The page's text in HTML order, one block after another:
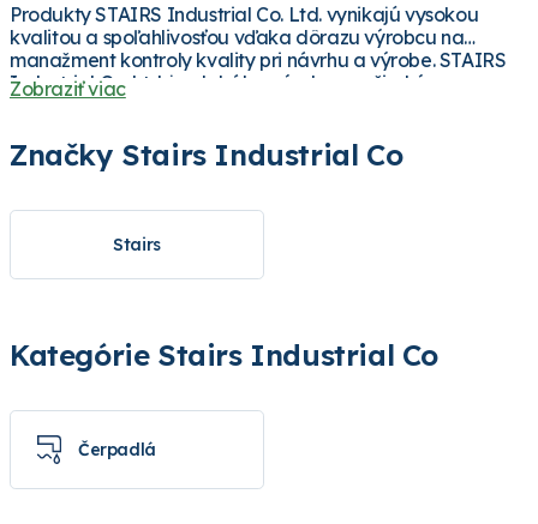
Produkty STAIRS Industrial Co. Ltd. vynikajú vysokou
kvalitou a spoľahlivosťou vďaka dôrazu výrobcu na
manažment kontroly kvality pri návrhu a výrobe. STAIRS
Industrial Co. Ltd. je globálny výrobca so širokým
portfóliom čerpadiel spĺňajúcich najprísnejšie kritériá.
Zobraziť viac
Značky Stairs Industrial Co
Stairs
Kategórie Stairs Industrial Co
Čerpadlá